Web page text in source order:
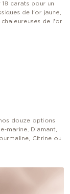
carats pour un
de l'or jaune,
de l'or
douze options
marine, Diamant,
Citrine ou